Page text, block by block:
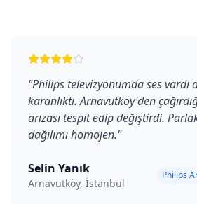
"Philips televizyonumda ses vardı
karanlıktı. Arnavutköy'den
arızası tespit edip değiştirdi.
dağılımı homojen."
Selin Yanık
Arnavutköy, İstanbul
Philips